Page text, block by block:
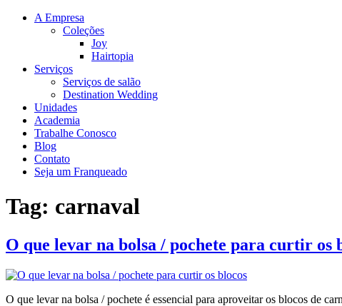
A Empresa
Coleções
Joy
Hairtopia
Serviços
Serviços de salão
Destination Wedding
Unidades
Academia
Trabalhe Conosco
Blog
Contato
Seja um Franqueado
Tag: carnaval
O que levar na bolsa / pochete para curtir os
O que levar na bolsa / pochete é essencial para aproveitar os blocos de